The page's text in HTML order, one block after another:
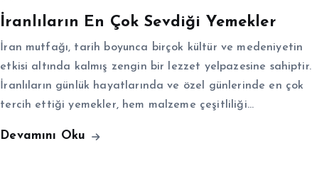
İranlıların En Çok Sevdiği Yemekler
İran mutfağı, tarih boyunca birçok kültür ve medeniyetin
etkisi altında kalmış zengin bir lezzet yelpazesine sahiptir.
İranlıların günlük hayatlarında ve özel günlerinde en çok
tercih ettiği yemekler, hem malzeme çeşitliliği…
Devamını Oku